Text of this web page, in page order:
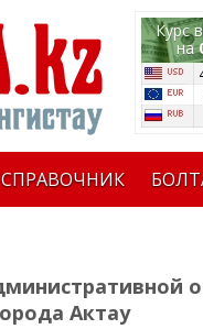
Курс
на
СПРАВОЧНИК
Актау